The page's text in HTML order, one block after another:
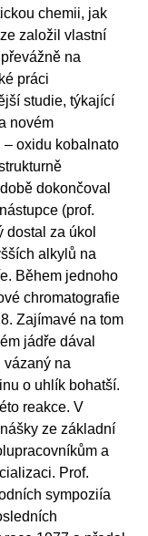
chemii, jak
založil vlastní
na
práci
studie, týkající
novém
– oxidu kobalnato
dokončoval
(prof.
dostal za úkol
alkylů na
Během jednoho
chromatografie
Zajímavé na tom
jádře dával
vázaný na
o uhlík bohatší.
reakce. V
ze základní
a
Prof.
sympoziía